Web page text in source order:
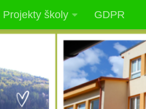
Projekty školy GDPR